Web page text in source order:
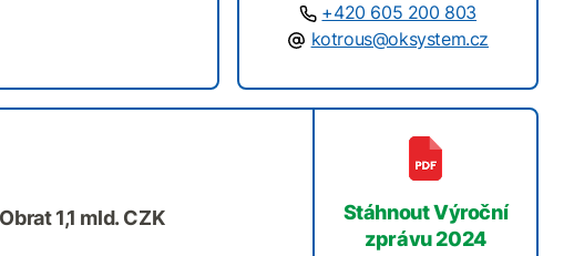
+420 605 200 803
kotrous@oksystem.cz
Obrat 1,1 mld. CZK
Stáhnout Výroční
zprávu 2024